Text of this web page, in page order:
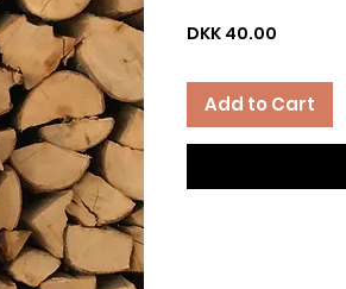
DKK 40.00
Add to Cart